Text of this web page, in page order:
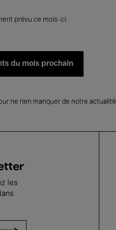
prévu ce mois-ci.
du mois prochain
ne rien manquer de notre actualité
les